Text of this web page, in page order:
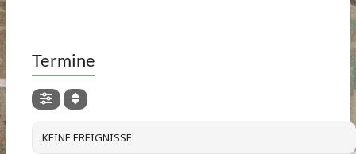
Termine
KEINE EREIGNISSE